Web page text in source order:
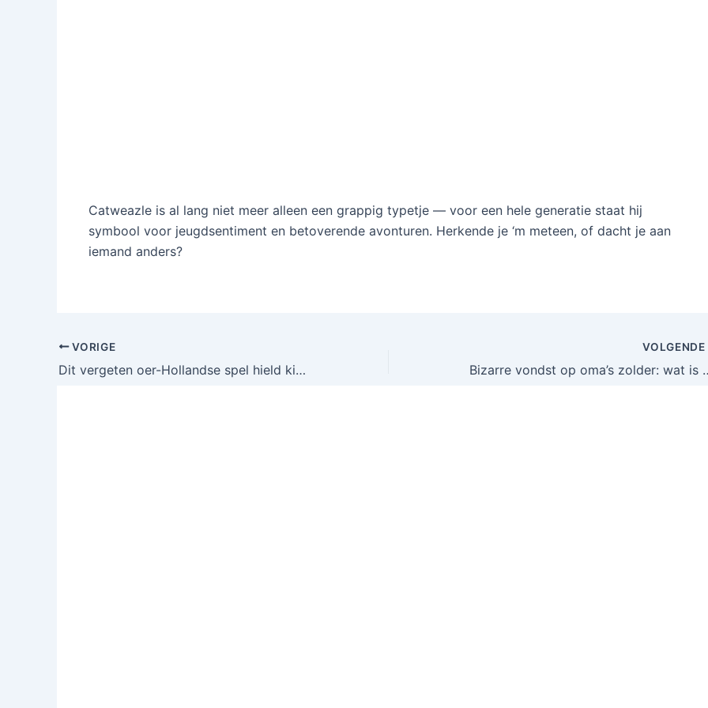
Catweazle is al lang niet meer alleen een grappig typetje — voor een hele generatie staat hij
symbool voor jeugdsentiment en betoverende avonturen. Herkende je ‘m meteen, of dacht je aan
iemand anders?
VORIGE
Dit vergeten oer-Hollandse spel hield kinderen uren zoet – herken jij het nog?
VOLGENDE
Bizarre vondst op